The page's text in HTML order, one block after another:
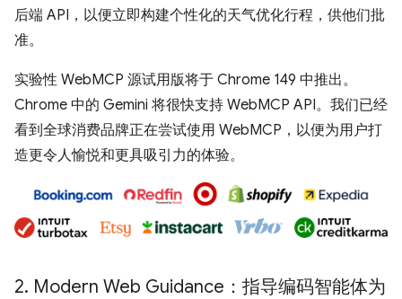
后端 API，以便立即构建个性化的天气优化行程，供他们批
准。
实验性 WebMCP 源试用版将于 Chrome 149 中推出。
Chrome 中的 Gemini 将很快支持 WebMCP API。我们已经
看到全球消费品牌正在尝试使用 WebMCP，以便为用户打
造更令人愉悦和更具吸引力的体验。
2. Modern Web Guidance：指导编码智能体为